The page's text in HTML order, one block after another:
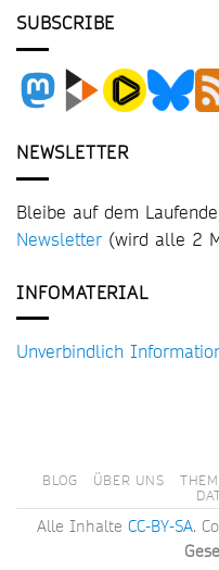
SUBSCRIBE
NEWSLETTER
Bleibe auf dem
Newsletter (wird alle 2
INFOMATERIAL
Unverbindlich
BLOG ÜBER UNS
Alle Inhalte CC-BY-SA.